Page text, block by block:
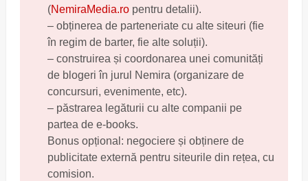
(NemiraMedia.ropentru detalii).
– obținerea de parteneriate cu alte siteuri (fie
în regim de barter, fie alte soluții).
– construirea și coordonarea unei comunități
de blogeri în jurul Nemira (organizare de
concursuri, evenimente, etc).
– păstrarea legăturii cu alte companii pe
partea de e-books.
Bonus opțional: negociere și obținere de
publicitate externă pentru siteurile din rețea, cu
comision.